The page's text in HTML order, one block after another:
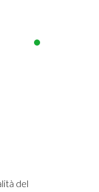
del